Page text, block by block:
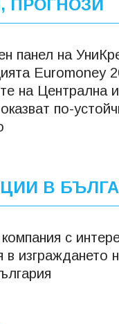
ПРОГНОЗИ
панел на
Euromoney
на Централна
по-
В
с
в изграждането